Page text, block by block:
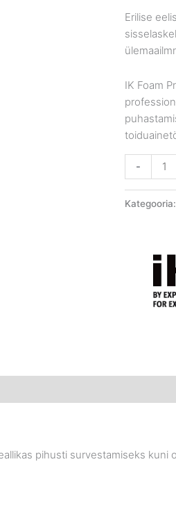
Erilise
IK Foam
-
Kategooria:
pihusti survestamiseks